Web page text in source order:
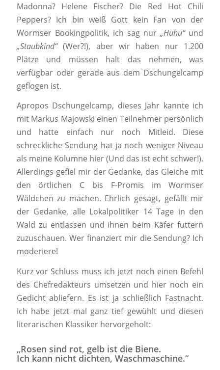
Madonna? Helene Fischer? Die Red Hot Chili
Peppers? Ich bin weiß Gott kein Fan von der
Wormser Bookingpolitik, ich sag nur„Huhu“und
„Staubkind“(Wer?!), aber wir haben nur 1.200
Plätze und müssen halt das nehmen, was
verfügbar oder gerade aus dem Dschungelcamp
geflogen ist.
Apropos Dschungelcamp, dieses Jahr kannte ich
mit Markus Majowski einen Teilnehmer persönlich
und hatte einfach nur noch Mitleid. Diese
schreckliche Sendung hat ja noch weniger Niveau
als meine Kolumne hier (Und das ist echt schwer!).
Allerdings gefiel mir der Gedanke, das Gleiche mit
den örtlichen C bis F-Promis im Wormser
Wäldchen zu machen. Ehrlich gesagt, gefällt mir
der Gedanke, alle Lokalpolitiker 14 Tage in den
Wald zu entlassen und ihnen beim Käfer futtern
zuzuschauen. Wer finanziert mir die Sendung? Ich
moderiere!
Kurz vor Schluss muss ich jetzt noch einen Befehl
des Chefredakteurs umsetzen und hier noch ein
Gedicht abliefern. Es ist ja schließlich Fastnacht.
Ich habe jetzt mal ganz tief gewühlt und diesen
literarischen Klassiker hervorgeholt:
„Rosen sind rot, gelb ist die Biene.
Ich kann nicht dichten, Waschmaschine.“